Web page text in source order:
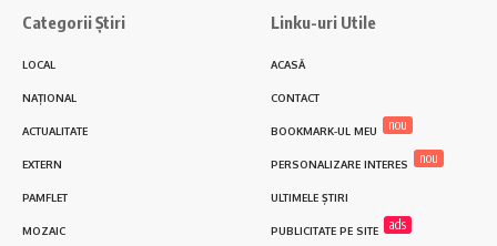
Categorii Știri
LOCAL
NAȚIONAL
ACTUALITATE
EXTERN
PAMFLET
MOZAIC
Linku-uri Utile
ACASĂ
CONTACT
BOOKMARK-UL MEU nou
PERSONALIZARE INTERES nou
ULTIMELE ȘTIRI
PUBLICITATE PE SITE ads